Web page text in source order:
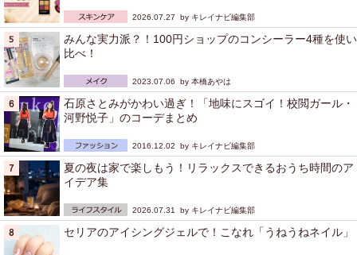
2026.07.27 by キレイナビ編集部
みんな実力派？！100円ショップのコンシーラー4種を使い
比べ！
2023.07.06 by 本橋あやは
石原さとみがかわい過ぎ！「地味にスゴイ！校閲ガール・
河野悦子」のコーデまとめ
2016.12.02 by キレイナビ編集部
夏の夜は家で楽しもう！リラックスできるおうち時間のア
イデア集
2026.07.31 by キレイナビ編集部
セリアのアイシングジェルで！こなれ「うねうねネイル」